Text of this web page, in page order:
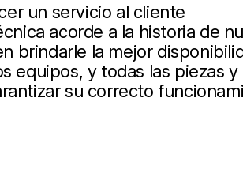
un servicio al cliente
acorde a la historia de
brindarle la mejor
equipos, y todas las piezas y
su correcto